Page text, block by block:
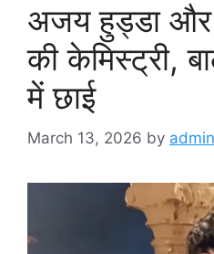
अजय हुड्डा और
की केमिस्ट्री,
में छाई
March 13, 2026 by admin